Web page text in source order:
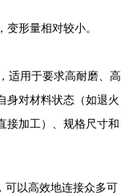
形量相对较小。
适用于要求高耐磨、高
身对材料状态（如退火
接加工）、规格尺寸和
，可以高效地连接众多可